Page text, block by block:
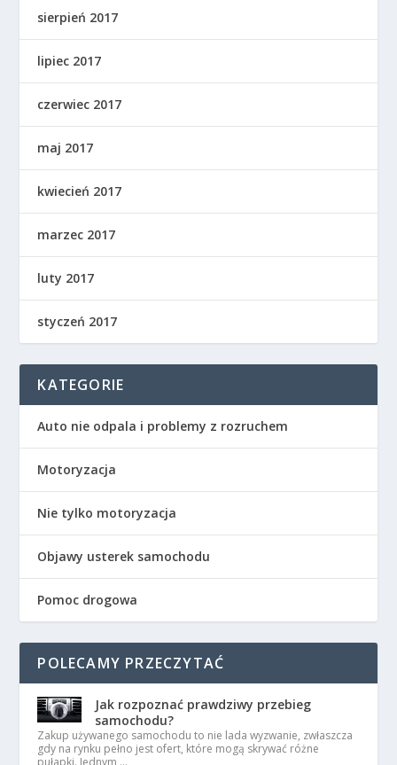
sierpień 2017
lipiec 2017
czerwiec 2017
maj 2017
kwiecień 2017
marzec 2017
luty 2017
styczeń 2017
KATEGORIE
Auto nie odpala i problemy z rozruchem
Motoryzacja
Nie tylko motoryzacja
Objawy usterek samochodu
Pomoc drogowa
POLECAMY PRZECZYTAĆ
Jak rozpoznać prawdziwy przebieg
samochodu?
Zakup używanego samochodu to nie lada wyzwanie, zwłaszcza
gdy na rynku pełno jest ofert, które mogą skrywać różne